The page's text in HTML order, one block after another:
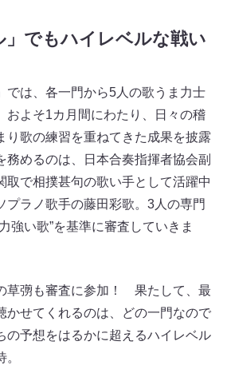
」でもハイレベルな戦い
では、各一門から5人の歌うま力士
およそ1カ月間にわたり、日々の稽
り歌の練習を重ねてきた成果を披露
務めるのは、日本合奏指揮者協会副
取で相撲甚句の歌い手として活躍中
プラノ歌手の藤田彩歌。3人の専門
強い歌”を基準に審査していきま
草彅も審査に参加！ 果たして、最
かせてくれるのは、どの一門なので
予想をはるかに超えるハイレベル